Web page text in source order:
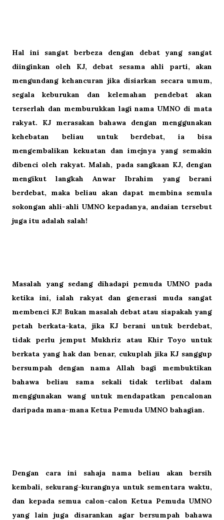
Hal ini sangat berbeza dengan debat yang sangat
diinginkan oleh KJ, debat sesama ahli parti, akan
mengundang kehancuran jika disiarkan secara umum,
segala keburukan dan kelemahan pendebat akan
terserlah dan memburukkan lagi nama UMNO di mata
rakyat. KJ merasakan bahawa dengan menggunakan
kehebatan beliau untuk berdebat, ia bisa
mengembalikan kekuatan dan imejnya yang semakin
dibenci oleh rakyat. Malah, pada sangkaan KJ, dengan
mengikut langkah Anwar Ibrahim yang berani
berdebat, maka beliau akan dapat membina semula
sokongan ahli-ahli UMNO kepadanya, andaian tersebut
juga itu adalah salah!
Masalah yang sedang dihadapi pemuda UMNO pada
ketika ini, ialah rakyat dan generasi muda sangat
membenci KJ! Bukan masalah debat atau siapakah yang
petah berkata-kata, jika KJ berani untuk berdebat,
tidak perlu jemput Mukhriz atau Khir Toyo untuk
berkata yang hak dan benar, cukuplah jika KJ sanggup
bersumpah dengan nama Allah bagi membuktikan
bahawa beliau sama sekali tidak terlibat dalam
menggunakan wang untuk mendapatkan pencalonan
daripada mana-mana Ketua Pemuda UMNO bahagian.
Dengan cara ini sahaja nama beliau akan bersih
kembali, sekurang-kurangnya untuk sementara waktu,
dan kepada semua calon-calon Ketua Pemuda UMNO
yang lain juga disarankan agar bersumpah bahawa